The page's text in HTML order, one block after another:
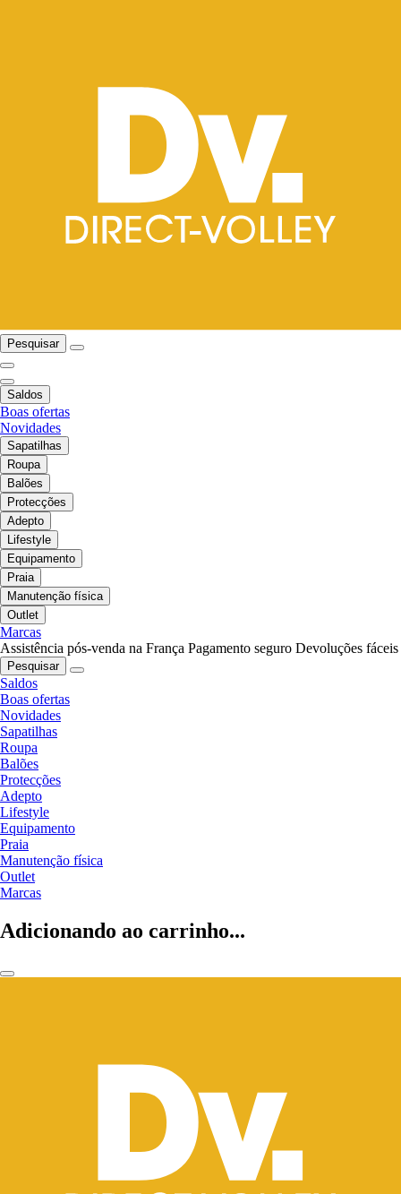
Pesquisar
Saldos
Boas ofertas
Novidades
Sapatilhas
Roupa
Balões
Protecções
Adepto
Lifestyle
Equipamento
Praia
Manutenção física
Outlet
Marcas
Assistência pós-venda na França Pagamento seguro Devoluções fáceis
Pesquisar
Saldos
Boas ofertas
Novidades
Sapatilhas
Roupa
Balões
Protecções
Adepto
Lifestyle
Equipamento
Praia
Manutenção física
Outlet
Marcas
Adicionando ao carrinho...